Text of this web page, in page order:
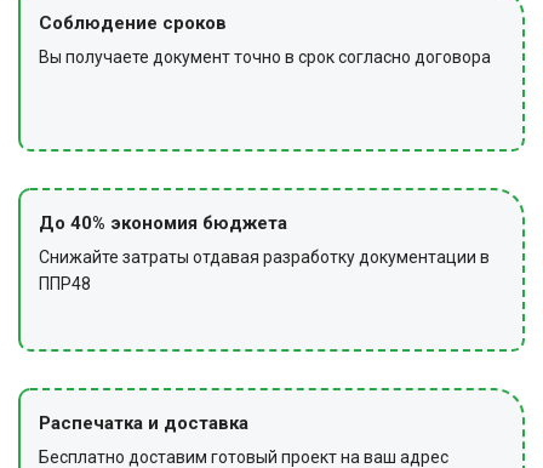
Соблюдение сроков
Вы получаете документ точно в срок согласно договора
До 40% экономия бюджета
Снижайте затраты отдавая разработку документации в
ППР48
Распечатка и доставка
Бесплатно доставим готовый проект на ваш адрес